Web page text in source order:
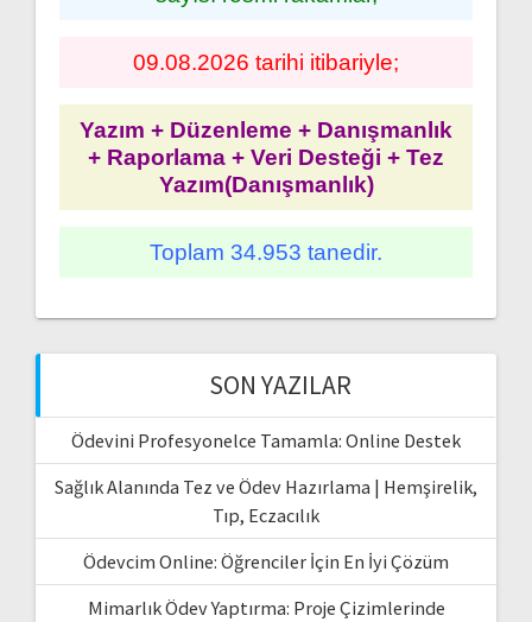
09.08.2026 tarihi itibariyle;
Yazım + Düzenleme + Danışmanlık
+ Raporlama + Veri Desteği + Tez
Yazım(Danışmanlık)
Toplam 34.953 tanedir.
SON YAZILAR
Ödevini Profesyonelce Tamamla: Online Destek
Sağlık Alanında Tez ve Ödev Hazırlama | Hemşirelik,
Tıp, Eczacılık
Ödevcim Online: Öğrenciler İçin En İyi Çözüm
Mimarlık Ödev Yaptırma: Proje Çizimlerinde